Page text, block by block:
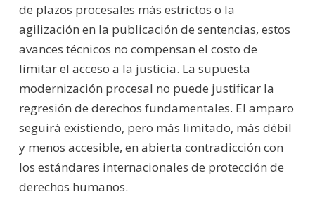
de plazos procesales más estrictos o la
agilización en la publicación de sentencias, estos
avances técnicos no compensan el costo de
limitar el acceso a la justicia. La supuesta
modernización procesal no puede justificar la
regresión de derechos fundamentales. El amparo
seguirá existiendo, pero más limitado, más débil
y menos accesible, en abierta contradicción con
los estándares internacionales de protección de
derechos humanos.